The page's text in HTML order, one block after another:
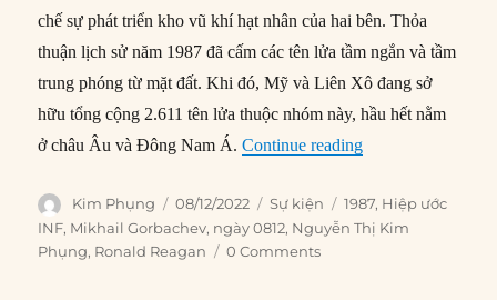
chế sự phát triển kho vũ khí hạt nhân của hai bên. Thỏa
thuận lịch sử năm 1987 đã cấm các tên lửa tầm ngắn và tầm
trung phóng từ mặt đất. Khi đó, Mỹ và Liên Xô đang sở
hữu tổng cộng 2.611 tên lửa thuộc nhóm này, hầu hết nằm
ở châu Âu và Đông Nam Á.Continue reading“08/12/1987: Mỹ
Author
Kim Phụng
Posted
on
08/12/2022 Categories
Sự kiện Tags
1987, Hiệp ước
INF, Mikhail Gorbachev, ngày 0812, Nguyễn Thị Kim
Phụng, Ronald Reagan 0 Comments